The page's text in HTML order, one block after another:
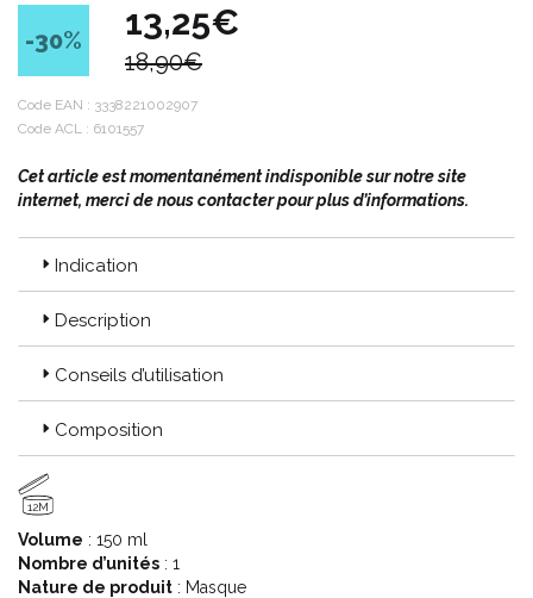
-30% 13,25€
18,90€
Code EAN : 3338221002907
Code ACL : 6101557
Cet article est momentanément indisponible sur notre site
internet, merci de nous contacter pour plus d’informations.
Indication
Description
Conseils d’utilisation
Composition
12M
Volume : 150 ml
Nombre d’unités : 1
Nature de produit : Masque